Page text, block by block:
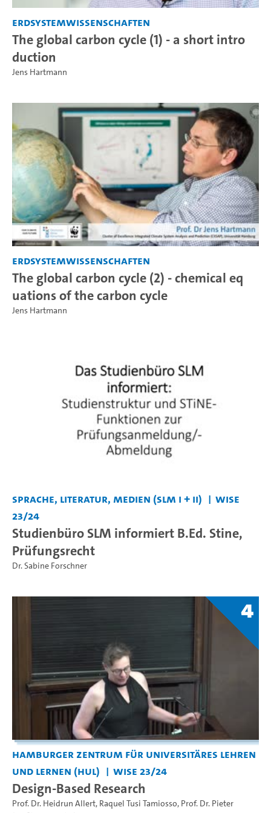
Erdsystemwissenschaften
The global carbon cycle (1) - a short intro
duction
Jens Hartmann
Erdsystemwissenschaften
The global carbon cycle (2) - chemical eq
uations of the carbon cycle
Jens Hartmann
Sprache, Literatur, Medien (SLM I + II)
WiSe
23/24
Studienbüro SLM informiert B.Ed. Stine,
Prüfungsrecht
Dr. Sabine Forschner
4
Hamburger Zentrum für Universitäres Lehren
und Lernen (HUL)
WiSe 23/24
Design-Based Research
Prof. Dr. Heidrun Allert, Raquel Tusi Tamiosso, Prof. Dr. Pieter